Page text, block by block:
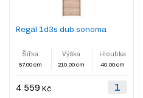
Regál 1d3s dub sonoma
Šířka
57.00 cm
Výška
210.00 cm
Hloubka
40.00 cm
4 559 Kč